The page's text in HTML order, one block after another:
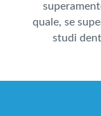
quale, se
studi